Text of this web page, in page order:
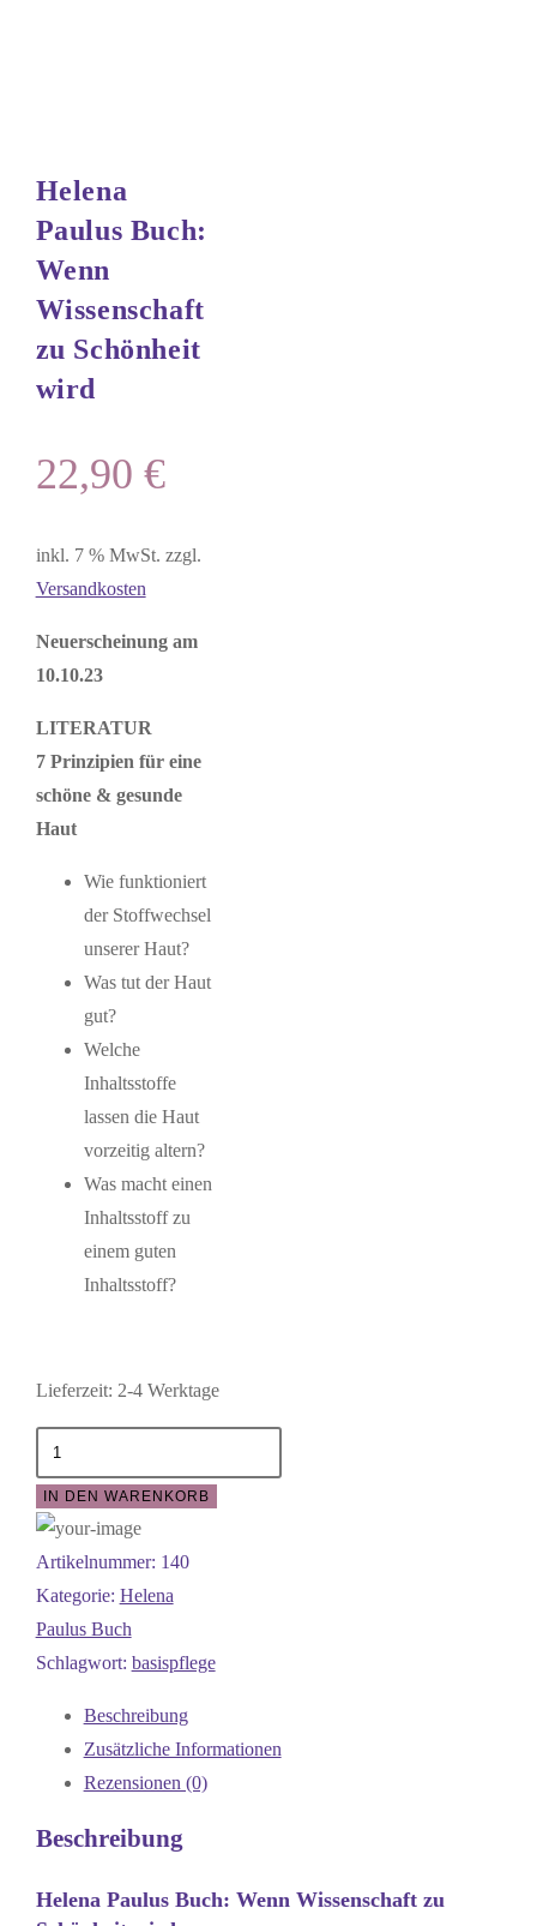
Helena
Paulus Buch:
Wenn
Wissenschaft
zu Schönheit
wird
22,90 €
inkl. 7 % MwSt. zzgl.
Versandkosten
Neuerscheinung am
10.10.23
LITERATUR
7 Prinzipien für eine
schöne & gesunde
Haut
Wie funktioniert
der Stoffwechsel
unserer Haut?
Was tut der Haut
gut?
Welche
Inhaltsstoffe
lassen die Haut
vorzeitig altern?
Was macht einen
Inhaltsstoff zu
einem guten
Inhaltsstoff?
Lieferzeit: 2-4 Werktage
Helena
Paulus
Buch:
Wenn
Schönheit
Menge
IN DEN WARENKORB
Artikelnummer: 140
Kategorie: Helena
Paulus Buch
Schlagwort: basispflege
Beschreibung
Zusätzliche Informationen
Rezensionen (0)
Beschreibung
Helena Paulus Buch: Wenn Wissenschaft zu